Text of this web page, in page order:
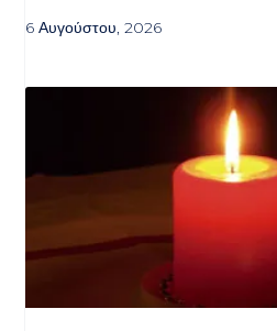
6 Αυγούστου, 2026